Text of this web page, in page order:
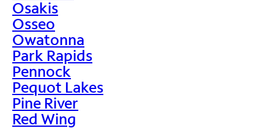
Osakis
Osseo
Owatonna
Park Rapids
Pennock
Pequot Lakes
Pine River
Red Wing